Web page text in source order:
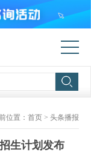
位置： 首页 > 头条播报
生计划发布